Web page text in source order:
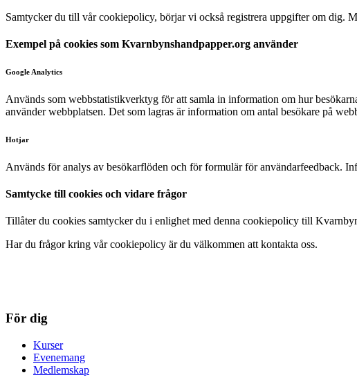
Samtycker du till vår cookiepolicy, börjar vi också registrera uppgifter om dig.
Exempel på cookies som Kvarnbynshandpapper.org använder
Google Analytics
Används som webbstatistikverktyg för att samla in information om hur
använder webbplatsen. Det som lagras är information om antal besökare på
Hotjar
Används för analys av besökarflöden och för formulär för användarfeedback.
Samtycke till cookies och vidare frågor
Tillåter du cookies samtycker du i enlighet med denna cookiepolicy till
Har du frågor kring vår cookiepolicy är du välkommen att kontakta oss.
För dig
Kurser
Evenemang
Medlemskap